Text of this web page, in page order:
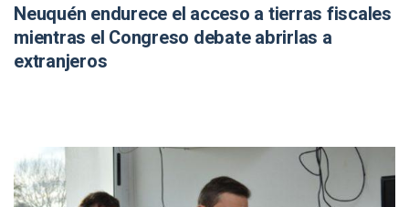
Neuquén endurece el acceso a tierras fiscales
mientras el Congreso debate abrirlas a
extranjeros